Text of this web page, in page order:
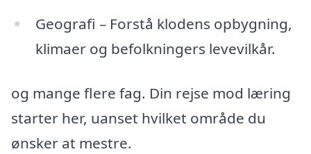
Geografi – Forstå klodens opbygning,
klimaer og befolkningers levevilkår.
og mange flere fag. Din rejse mod læring
starter her, uanset hvilket område du
ønsker at mestre.